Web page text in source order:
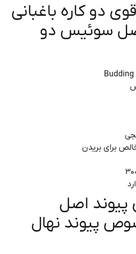
کاره باغبانی
سوئیس دو
بریدن
اصل
نهال